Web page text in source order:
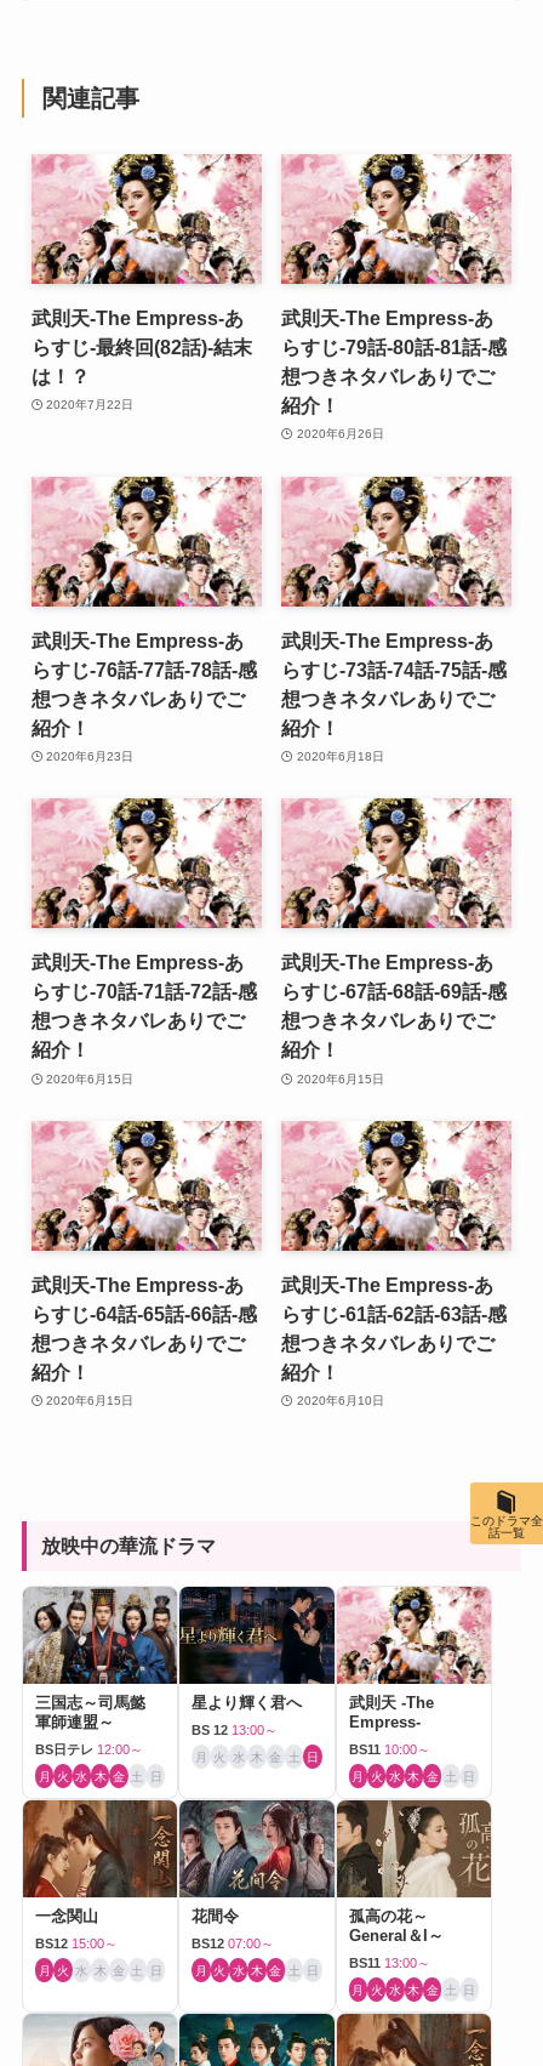
関連記事
武則天-The Empress-あ
らすじ-最終回(82話)-結末
は！？
2020年7月22日
武則天-The Empress-あ
らすじ-79話-80話-81話-感
想つきネタバレありでご
紹介！
2020年6月26日
武則天-The Empress-あ
らすじ-76話-77話-78話-感
想つきネタバレありでご
紹介！
2020年6月23日
武則天-The Empress-あ
らすじ-73話-74話-75話-感
想つきネタバレありでご
紹介！
2020年6月18日
武則天-The Empress-あ
らすじ-70話-71話-72話-感
想つきネタバレありでご
紹介！
2020年6月15日
武則天-The Empress-あ
らすじ-67話-68話-69話-感
想つきネタバレありでご
紹介！
2020年6月15日
武則天-The Empress-あ
らすじ-64話-65話-66話-感
想つきネタバレありでご
紹介！
2020年6月15日
武則天-The Empress-あ
らすじ-61話-62話-63話-感
想つきネタバレありでご
紹介！
2020年6月10日
放映中の華流ドラマ
三国志～司馬懿
軍師連盟～
BS日テレ 12:00～
月 火 水 木 金 土 日
星より輝く君へ
BS 12 13:00～
月 火 水 木 金 土 日
武則天 -The
Empress-
BS11 10:00～
月 火 水 木 金 土 日
一念関山
BS12 15:00～
月 火 水 木 金 土 日
花間令
BS12 07:00～
月 火 水 木 金 土 日
孤高の花～
General＆I～
BS11 13:00～
月 火 水 木 金 土 日
このドラマ全
話一覧